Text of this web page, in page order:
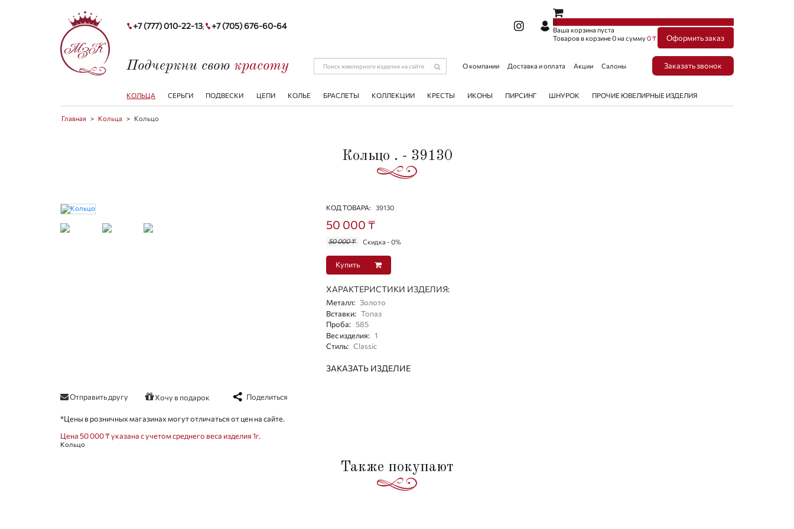
+7 (777) 010-22-13; +7 (705) 676-60-64
0
Ваша корзина пуста
Товаров в корзине0на сумму0 ₸ Оформить заказ
Подчеркни свою красоту О компании Доставка и оплата Акции Салоны Заказать звонок
КОЛЬЦА СЕРЬГИ ПОДВЕСКИ ЦЕПИ КОЛЬЕ БРАСЛЕТЫ КОЛЛЕКЦИИ КРЕСТЫ ИКОНЫ ПИРСИНГ ШНУРОК ПРОЧИЕ ЮВЕЛИРНЫЕ ИЗДЕЛИЯ
Главная > Кольца > Кольцо
Кольцо . - 39130
КОД ТОВАРА: 39130
50 000 ₸
50 000 ₸ Скидка - 0%
Купить
ХАРАКТЕРИСТИКИ ИЗДЕЛИЯ:
Металл: Золото
Вставки: Топаз
Проба: 585
Вес изделия: 1
Стиль: Classic
ЗАКАЗАТЬ ИЗДЕЛИЕ
Отправить другу Хочу в подарок Поделиться
*Цены в розничных магазинах могут отличаться от цен на сайте.
Цена 50 000 ₸ указана с учетом среднего веса изделия 1г.
Кольцо
Также покупают